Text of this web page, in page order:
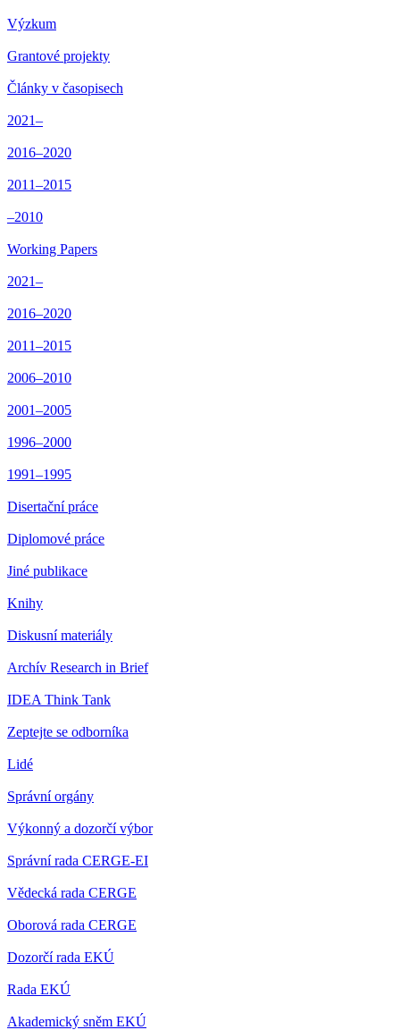
Výzkum
Grantové projekty
Články v časopisech
2021–
2016–2020
2011–2015
–2010
Working Papers
2021–
2016–2020
2011–2015
2006–2010
2001–2005
1996–2000
1991–1995
Disertační práce
Diplomové práce
Jiné publikace
Knihy
Diskusní materiály
Archív Research in Brief
IDEA Think Tank
Zeptejte se odborníka
Lidé
Správní orgány
Výkonný a dozorčí výbor
Správní rada CERGE-EI
Vědecká rada CERGE
Oborová rada CERGE
Dozorčí rada EKÚ
Rada EKÚ
Akademický sněm EKÚ